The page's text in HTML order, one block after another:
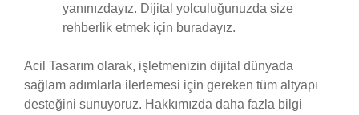
yanınızdayız. Dijital yolculuğunuzda size
rehberlik etmek için buradayız.
Acil Tasarım olarak, işletmenizin dijital dünyada
sağlam adımlarla ilerlemesi için gereken tüm altyapı
desteğini sunuyoruz. Hakkımızda daha fazla bilgi